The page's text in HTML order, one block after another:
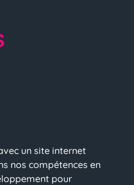
un site internet
nos compétences en
pour